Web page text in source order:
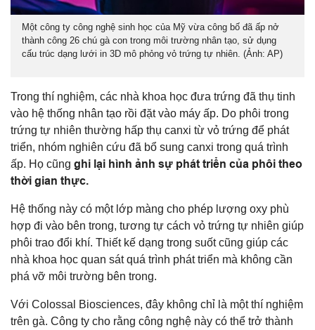
Một công ty công nghệ sinh học của Mỹ vừa công bố đã ấp nở
thành công 26 chú gà con trong môi trường nhân tạo, sử dụng
cấu trúc dạng lưới in 3D mô phỏng vỏ trứng tự nhiên. (Ảnh: AP)
Trong thí nghiệm, các nhà khoa học đưa trứng đã thụ tinh
vào hệ thống nhân tạo rồi đặt vào máy ấp. Do phôi trong
trứng tự nhiên thường hấp thụ canxi từ vỏ trứng để phát
triển, nhóm nghiên cứu đã bổ sung canxi trong quá trình
ấp. Họ cũng ghi lại hình ảnh sự phát triển của phôi theo
thời gian thực.
Hệ thống này có một lớp màng cho phép lượng oxy phù
hợp đi vào bên trong, tương tự cách vỏ trứng tự nhiên giúp
phôi trao đổi khí. Thiết kế dạng trong suốt cũng giúp các
nhà khoa học quan sát quá trình phát triển mà không cần
phá vỡ môi trường bên trong.
Với Colossal Biosciences, đây không chỉ là một thí nghiệm
trên gà. Công ty cho rằng công nghệ này có thể trở thành